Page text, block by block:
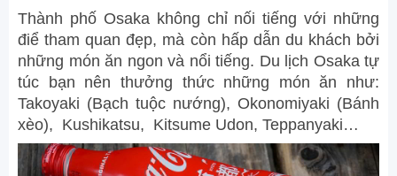
Thành phố Osaka không chỉ nối tiếng với những
điể tham quan đẹp, mà còn hấp dẫn du khách bởi
những món ăn ngon và nổi tiếng. Du lịch Osaka tự
túc bạn nên thưởng thức những món ăn như:
Takoyaki (Bạch tuộc nướng), Okonomiyaki (Bánh
xèo), Kushikatsu, Kitsume Udon, Teppanyaki…